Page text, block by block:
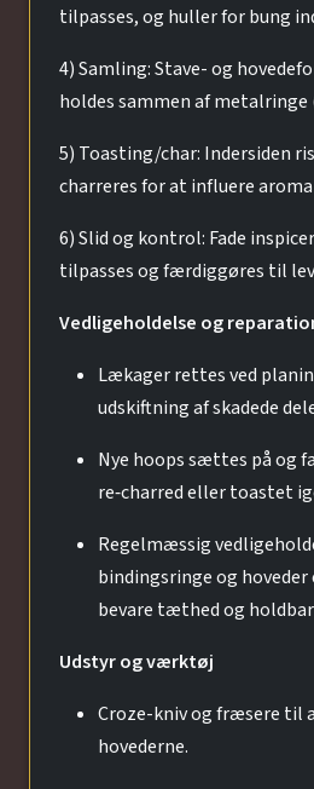
tilpasses, og huller for bung
4) Samling: Stave- og
holdes sammen af metalringe
5) Toasting/char: Indersiden
charreres for at influere
6) Slid og kontrol: Fade
tilpasses og færdiggøres til
Vedligeholdelse og
Lækager rettes ved
udskiftning af skadede
Nye hoops sættes på og
re‑charred eller toastet
Regelmæssig
bindingsringe og
bevare tæthed og
Udstyr og værktøj
Croze-kniv og fræsere til
hovederne.